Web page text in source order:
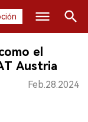
el
Austria
Feb.28.2024